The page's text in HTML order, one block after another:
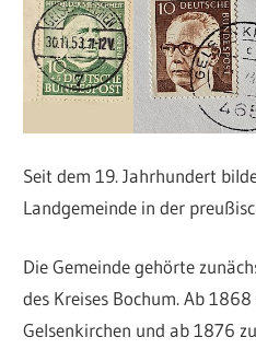
Seit dem 19. Jahrhundert
Landgemeinde in der
Die Gemeinde gehörte
des Kreises Bochum. Ab
Gelsenkirchen und ab 1876